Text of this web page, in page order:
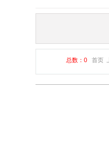
总数：0 首页